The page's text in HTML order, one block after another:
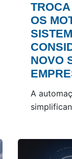
OS
NOVO
A